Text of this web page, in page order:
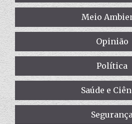
Meio
Opinião
Política
Saúde e